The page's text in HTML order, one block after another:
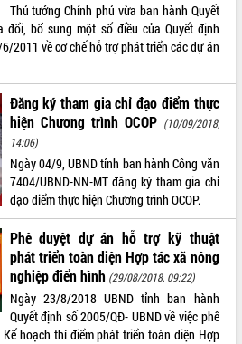
Thủ tướng Chính phủ vừa ban hành Quyết
đổi, bổ sung một số điều của Quyết định
2011 về cơ chế hỗ trợ phát triển các dự án
Đăng ký tham gia chỉ đạo điểm thực
hiện Chương trình OCOP (10/09/2018,
14:06)
Ngày 04/9, UBND tỉnh ban hành Công văn
7404/UBND-NN-MT đăng ký tham gia chỉ
đạo điểm thực hiện Chương trình OCOP.
Phê duyệt dự án hỗ trợ kỹ thuật
phát triển toàn diện Hợp tác xã nông
nghiệp điển hình (29/08/2018, 09:22)
Ngày 23/8/2018 UBND tỉnh ban hành
Quyết định số 2005/QĐ- UBND về việc phê
hoạch thí điểm phát triển toàn diện Hợp